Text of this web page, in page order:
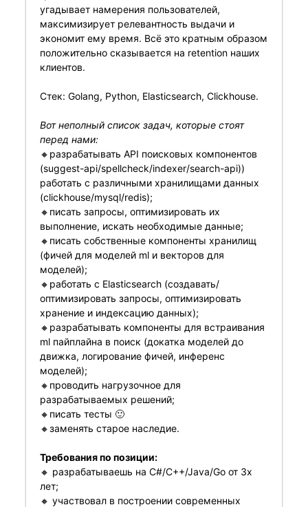
угадывает намерения пользователей,
максимизирует релевантность выдачи и
экономит ему время. Всё это кратным образом
положительно сказывается на retention наших
клиентов.
Стек: Golang, Python, Elasticsearch, Clickhouse.
Вот неполный список задач, которые стоят
перед нами:
🔸разрабатывать API поисковых компонентов
(suggest-api/spellcheck/indexer/search-api))
работать с различными хранилищами данных
(clickhouse/mysql/redis);
🔸писать запросы, оптимизировать их
выполнение, искать необходимые данные;
🔸писать собственные компоненты хранилищ
(фичей для моделей ml и векторов для
моделей);
🔸работать с Elasticsearch (создавать/
оптимизировать запросы, оптимизировать
хранение и индексацию данных);
🔸разрабатывать компоненты для встраивания
ml пайплайна в поиск (докатка моделей до
движка, логирование фичей, инференс
моделей);
🔸проводить нагрузочное для
разрабатываемых решений;
🔸писать тесты 🙂
🔸заменять старое наследие.
Требования по позиции:
🔸 разрабатываешь на C#/C++/Java/Go от 3х
лет;
🔸 участвовал в построении современных